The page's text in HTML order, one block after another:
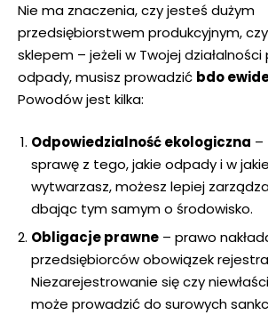
Nie ma znaczenia, czy jesteś dużym
przedsiębiorstwem produkcyjnym,
sklepem – jeżeli w Twojej
odpady, musisz prowadzić bdo
Powodów jest kilka:
Odpowiedzialność ekologiczna –
sprawę z tego, jakie odpady i w
wytwarzasz, możesz lepiej
dbając tym samym o środowisko.
Obligacje prawne – prawo
przedsiębiorców obowiązek
Niezarejestrowanie się czy
może prowadzić do surowych